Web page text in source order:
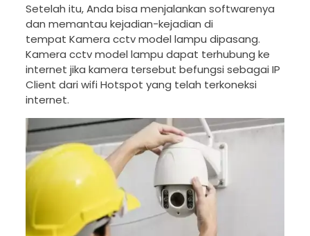
Setelah itu, Anda bisa menjalankan softwarenya
dan memantau kejadian-kejadian di
tempat Kamera cctv model lampu dipasang.
Kamera cctv model lampu dapat terhubung ke
internet jika kamera tersebut befungsi sebagai IP
Client dari wifi Hotspot yang telah terkoneksi
internet.